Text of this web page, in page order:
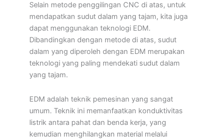
Selain metode penggilingan CNC di atas, untuk
mendapatkan sudut dalam yang tajam, kita juga
dapat menggunakan teknologi EDM.
Dibandingkan dengan metode di atas, sudut
dalam yang diperoleh dengan EDM merupakan
teknologi yang paling mendekati sudut dalam
yang tajam.
EDM adalah teknik pemesinan yang sangat
umum. Teknik ini memanfaatkan konduktivitas
listrik antara pahat dan benda kerja, yang
kemudian menghilangkan material melalui